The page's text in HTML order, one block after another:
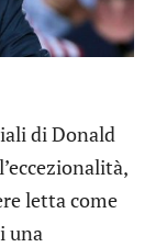
di Donald
letta come
una